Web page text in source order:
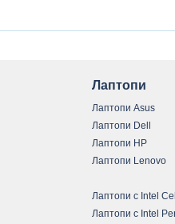
Лаптопи
Лаптопи Asus
Лаптопи Dell
Лаптопи HP
Лаптопи Lenovo
Лаптопи с Intel
Лаптопи с Intel